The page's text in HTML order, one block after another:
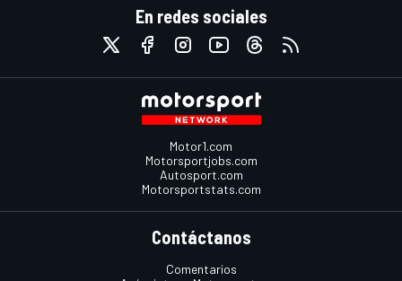
En redes sociales
Motor1.com
Motorsportjobs.com
Autosport.com
Motorsportstats.com
Contáctanos
Comentarios